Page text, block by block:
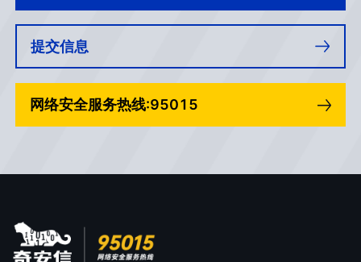
提交信息
网络安全服务热线:95015